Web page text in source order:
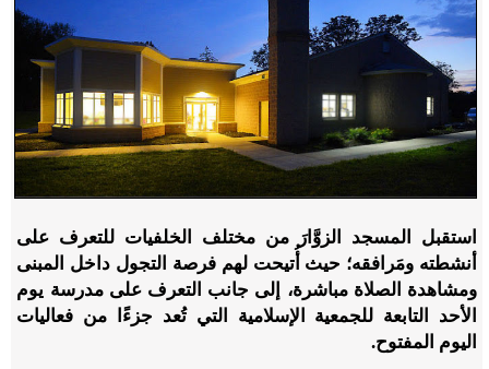
استقبل المسجد الزوَّارَ من مختلف الخلفيات للتعرف على
أنشطته ومَرافقه؛ حيث أُتيحت لهم فرصة التجول داخل المبنى
ومشاهدة الصلاة مباشرة، إلى جانب التعرف على مدرسة يوم
الأحد التابعة للجمعية الإسلامية التي تُعد جزءًا من فعاليات
اليوم المفتوح.